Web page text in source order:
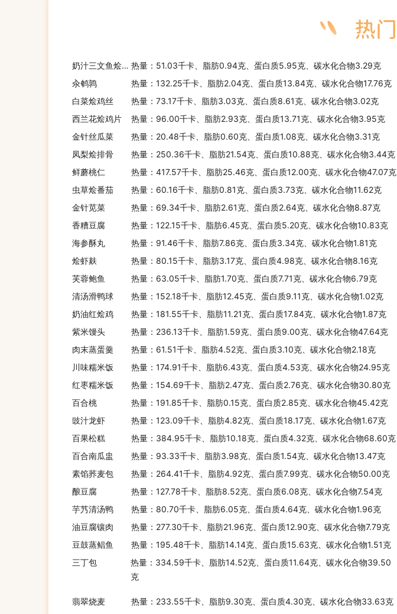
奶汁三文鱼烩魔芋面 热量：51.03千卡、脂肪0.94克、蛋白质5.95克、碳水化合物3.29克
汆鹌鹑
热量：132.25千卡、脂肪2.04克、蛋白质13.84克、碳水化合物17.76克
白菜烩鸡丝
热量：73.17千卡、脂肪3.03克、蛋白质8.61克、碳水化合物3.02克
西兰花烩鸡片
热量：96.00千卡、脂肪2.93克、蛋白质13.71克、碳水化合物3.95克
金针丝瓜菜
热量：20.48千卡、脂肪0.60克、蛋白质1.08克、碳水化合物3.31克
凤梨烩排骨
热量：250.36千卡、脂肪21.54克、蛋白质10.88克、碳水化合物3.44克
鲜蘑桃仁
热量：417.57千卡、脂肪25.46克、蛋白质12.00克、碳水化合物47.07克
虫草烩番茄
热量：60.16千卡、脂肪0.81克、蛋白质3.73克、碳水化合物11.62克
金针苋菜
热量：69.34千卡、脂肪2.61克、蛋白质2.64克、碳水化合物8.87克
香糟豆腐
热量：122.15千卡、脂肪6.45克、蛋白质5.20克、碳水化合物10.83克
海参酥丸
热量：91.46千卡、脂肪7.86克、蛋白质3.34克、碳水化合物1.81克
烩虾麸
热量：80.15千卡、脂肪3.17克、蛋白质4.98克、碳水化合物8.16克
芙蓉鲍鱼
热量：63.05千卡、脂肪1.70克、蛋白质7.71克、碳水化合物6.79克
清汤滑鸭球
热量：152.18千卡、脂肪12.45克、蛋白质9.11克、碳水化合物1.02克
奶油红烩鸡
热量：181.55千卡、脂肪11.21克、蛋白质17.84克、碳水化合物1.87克
紫米馒头
热量：236.13千卡、脂肪1.59克、蛋白质9.00克、碳水化合物47.64克
肉末蒸蛋羹
热量：61.51千卡、脂肪4.52克、蛋白质3.10克、碳水化合物2.18克
川味糯米饭
热量：174.91千卡、脂肪6.43克、蛋白质4.53克、碳水化合物24.95克
红枣糯米饭
热量：154.69千卡、脂肪2.47克、蛋白质2.76克、碳水化合物30.80克
百合桃
热量：191.85千卡、脂肪0.15克、蛋白质2.85克、碳水化合物45.42克
豉汁龙虾
热量：123.09千卡、脂肪4.82克、蛋白质18.17克、碳水化合物1.67克
百果松糕
热量：384.95千卡、脂肪10.18克、蛋白质4.32克、碳水化合物68.60克
百合南瓜盅
热量：93.33千卡、脂肪3.98克、蛋白质1.54克、碳水化合物13.47克
素馅荞麦包
热量：264.41千卡、脂肪4.92克、蛋白质7.99克、碳水化合物50.00克
酿豆腐
热量：127.78千卡、脂肪8.52克、蛋白质6.08克、碳水化合物7.54克
芋艿清汤鸭
热量：80.70千卡、脂肪6.05克、蛋白质4.64克、碳水化合物1.96克
油豆腐镶肉
热量：277.30千卡、脂肪21.96克、蛋白质12.90克、碳水化合物7.79克
豆鼓蒸鲳鱼
热量：195.48千卡、脂肪14.14克、蛋白质15.63克、碳水化合物1.51克
三丁包
热量：334.59千卡、脂肪14.52克、蛋白质11.64克、碳水化合物39.50
克
翡翠烧麦 热量：233.55千卡、脂肪9.30克、蛋白质4.30克、碳水化合物33.63克